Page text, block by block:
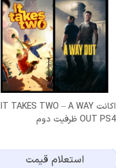
اكانت IT TAKES TWO – A WAY
OUT PS4 ظرفيت دوم
استعلام قیمت